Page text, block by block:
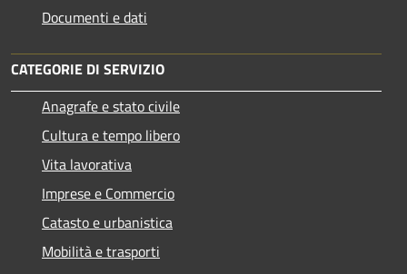
Documenti e dati
CATEGORIE DI SERVIZIO
Anagrafe e stato civile
Cultura e tempo libero
Vita lavorativa
Imprese e Commercio
Catasto e urbanistica
Mobilità e trasporti